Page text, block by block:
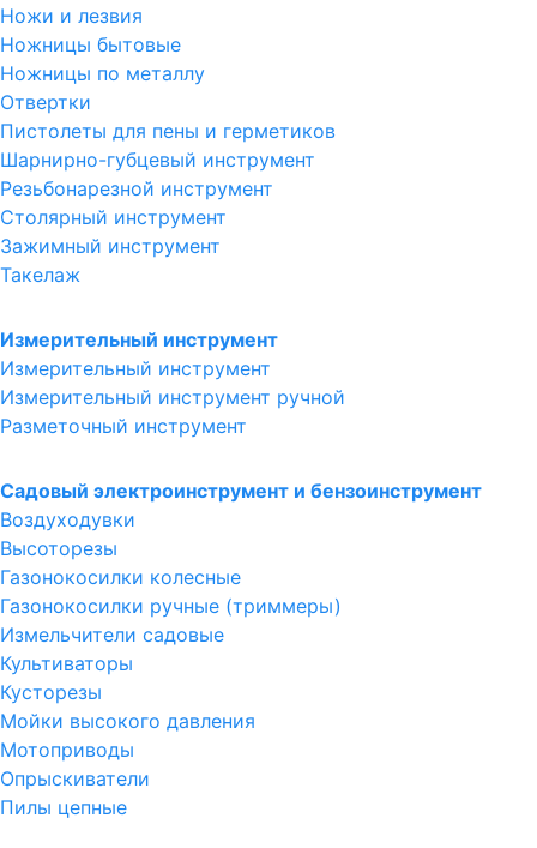
Ножи и лезвия
Ножницы бытовые
Ножницы по металлу
Отвертки
Пистолеты для пены и герметиков
Шарнирно-губцевый инструмент
Резьбонарезной инструмент
Столярный инструмент
Зажимный инструмент
Такелаж
Измерительный инструмент
Измерительный инструмент
Измерительный инструмент ручной
Разметочный инструмент
Садовый электроинструмент и бензоинструмент
Воздуходувки
Высоторезы
Газонокосилки колесные
Газонокосилки ручные (триммеры)
Измельчители садовые
Культиваторы
Кусторезы
Мойки высокого давления
Мотоприводы
Опрыскиватели
Пилы цепные